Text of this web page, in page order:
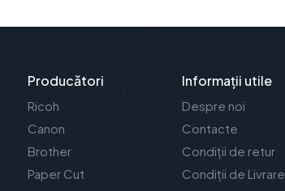
Producători
Ricoh
Canon
Brother
Paper Cut
Informații utile
Despre noi
Contacte
Condiții de retur
Condiții de Livrare